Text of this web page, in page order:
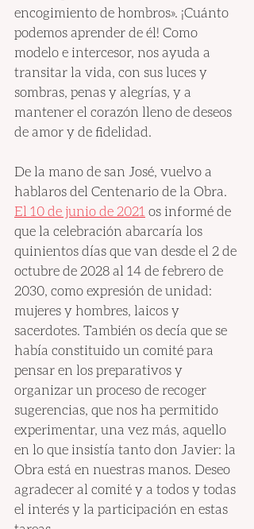
encogimiento de hombros». ¡Cuánto
podemos aprender de él! Como
modelo e intercesor, nos ayuda a
transitar la vida, con sus luces y
sombras, penas y alegrías, y a
mantener el corazón lleno de deseos
de amor y de fidelidad.
De la mano de san José, vuelvo a
hablaros del Centenario de la Obra.
El 10 de junio de 2021 os informé de
que la celebración abarcaría los
quinientos días que van desde el 2 de
octubre de 2028 al 14 de febrero de
2030, como expresión de unidad:
mujeres y hombres, laicos y
sacerdotes. También os decía que se
había constituido un comité para
pensar en los preparativos y
organizar un proceso de recoger
sugerencias, que nos ha permitido
experimentar, una vez más, aquello
en lo que insistía tanto don Javier: la
Obra está en nuestras manos. Deseo
agradecer al comité y a todos y todas
el interés y la participación en estas